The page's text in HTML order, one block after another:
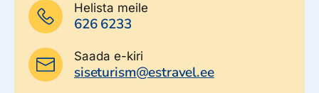
Helista meile
626 6233
Saada e-kiri
siseturism@estravel.ee